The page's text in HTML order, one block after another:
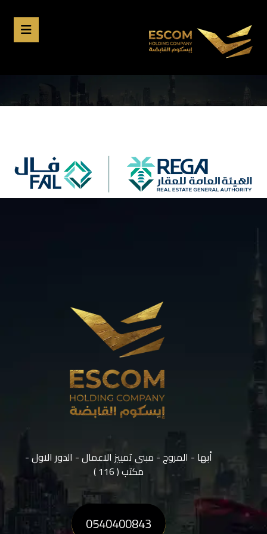
أبها - المروج - مبنى تمييز الاعمال - الدور الاول -
مكتب ( 116 )
0540400843